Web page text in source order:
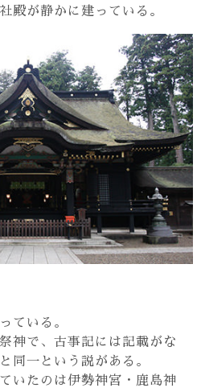
殿が静かに建っている。
ている。
神で、古事記には記載がな
同一という説がある。
いたのは伊勢神宮・鹿島神